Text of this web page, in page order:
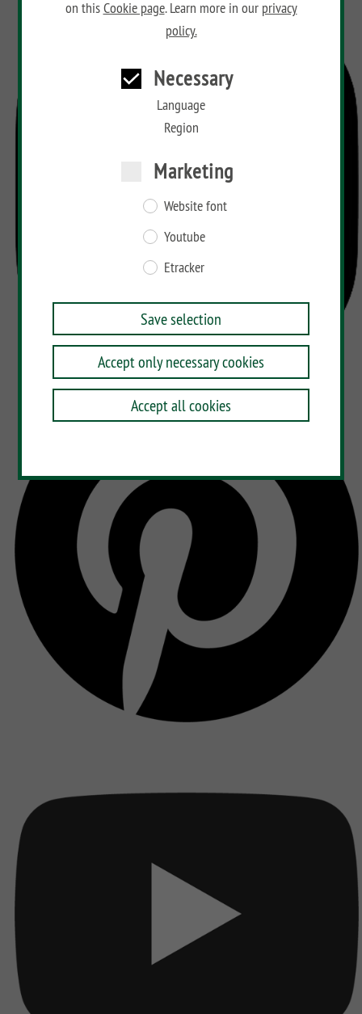
on thisCookie page. Learn more in our privacy
policy.
Necessary
Language
Region
Marketing
Website font
Youtube
Etracker
Save selection
Accept only necessary cookies
Accept all cookies